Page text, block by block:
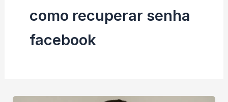
como recuperar senha
facebook